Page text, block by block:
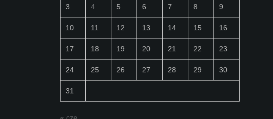
3 4 5 6 7 8 9
10 11 12 13 14 15 16
17 18 19 20 21 22 23
24 25 26 27 28 29 30
31